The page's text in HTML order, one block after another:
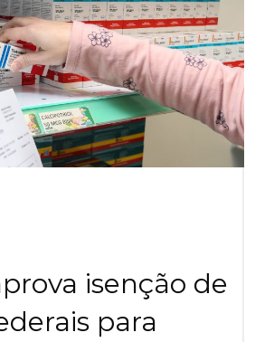
isenção de
para